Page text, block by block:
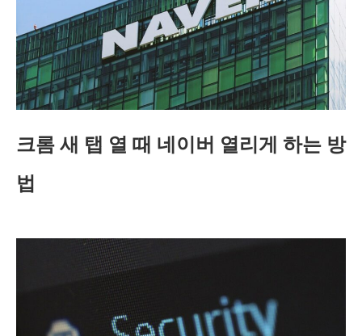
크롬 새 탭 열 때 네이버 열리게 하는 방
법